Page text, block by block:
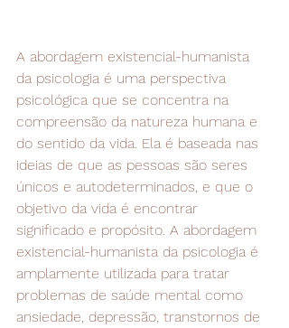
A abordagem existencial-humanista
da psicologia é uma perspectiva
psicológica que se concentra na
compreensão da natureza humana e
do sentido da vida. Ela é baseada nas
ideias de que as pessoas são seres
únicos e autodeterminados, e que o
objetivo da vida é encontrar
significado e propósito. A abordagem
existencial-humanista da psicologia é
amplamente utilizada para tratar
problemas de saúde mental como
ansiedade, depressão, transtornos de